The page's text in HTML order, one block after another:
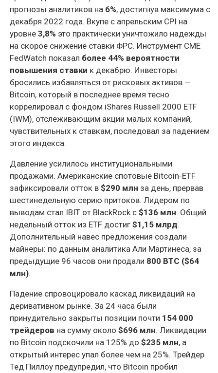
прогнозы аналитиков на 6%, достигнув максимума с
декабря 2022 года. Вкупе с апрельским CPI на
уровне 3,8% это практически уничтожило надежды
на скорое снижение ставки ФРС. Инструмент CME
FedWatch показал более 44% вероятности
повышения ставки к декабрю. Инвесторы
бросились избавляться от рисковых активов —
Bitcoin, который в последнее время тесно
коррелировал с фондом iShares Russell 2000 ETF
(IWM), отслеживающим акции малых компаний,
чувствительных к ставкам, последовал за падением
этого индекса.
Давление усилилось институциональными
продажами. Американские спотовые Bitcoin-ETF
зафиксировали отток в $290 млн за день, прервав
шестинедельную серию притоков. Лидером по
выводам стал IBIT от BlackRock с $136 млн. Общий
недельный отток из ETF достиг $1,15 млрд.
Дополнительный навес предложения создали
майнеры: по данным аналитика Али Мартинеса, за
предыдущие 96 часов они продали 800 BTC ($64
млн).
Падение спровоцировало каскад ликвидаций на
деривативном рынке. За 24 часа были
принудительно закрыты позиции почти 154 000
трейдеров на сумму около $696 млн. Ликвидации
по Bitcoin подскочили на 125% до $235 млн, а
открытый интерес упал более чем на 25%. Трейдер
Тед Пиллоу предупредил, что Bitcoin пробил